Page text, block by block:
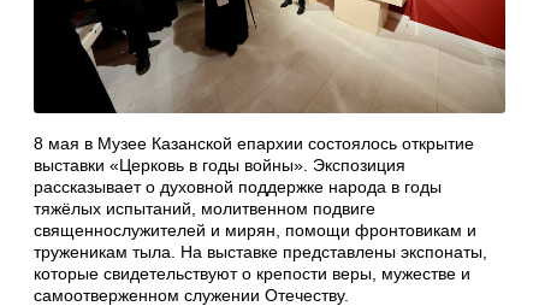
8 мая в Музее Казанской епархии состоялось открытие
выставки «Церковь в годы войны». Экспозиция
рассказывает о духовной поддержке народа в годы
тяжёлых испытаний, молитвенном подвиге
священнослужителей и мирян, помощи фронтовикам и
труженикам тыла. На выставке представлены экспонаты,
которые свидетельствуют о крепости веры, мужестве и
самоотверженном служении Отечеству.